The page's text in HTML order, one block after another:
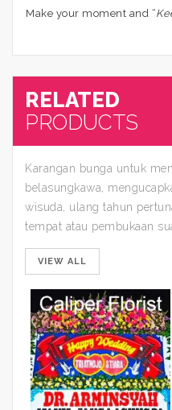
Make your moment and “
RELATED
PRODUCTS
Karangan bunga untuk
belasungkawa,
wisuda, ulang tahun
tempat atau pembukaan
VIEW ALL